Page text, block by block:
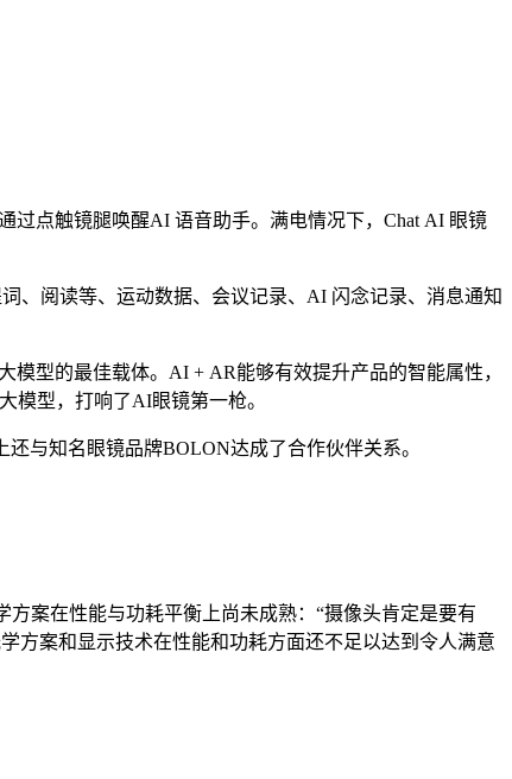
过点触镜腿唤醒AI 语音助手。满电情况下，Chat AI 眼镜
、阅读等、运动数据、会议记录、AI 闪念记录、消息通知
模型的最佳载体。AI + AR能够有效提升产品的智能属性，
模型，打响了AI眼镜第一枪。
与知名眼镜品牌BOLON达成了合作伙伴关系。
案在性能与功耗平衡上尚未成熟：“摄像头肯定是要有
方案和显示技术在性能和功耗方面还不足以达到令人满意